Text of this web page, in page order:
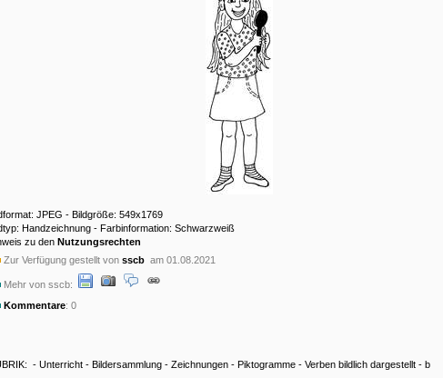
JPEG - Bildgröße: 549x1769
Handzeichnung - Farbinformation: Schwarzweiß
zu den Nutzungsrechten
Zur Verfügung gestellt von sscb am 01.08.2021
Mehr von sscb:
Kommentare: 0
- Unterricht - Bildersammlung - Zeichnungen - Piktogramme - Verben bildlich dargestellt - b